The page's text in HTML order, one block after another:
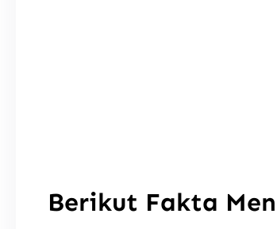
Berikut Fakta